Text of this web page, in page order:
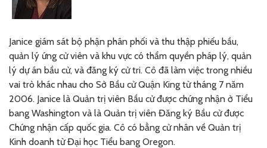
Janice giám sát bộ phận phân phối và thu thập phiếu bầu,
quản lý ứng cử viên và khu vực có thẩm quyền pháp lý, quản
lý dự án bầu cử, và đăng ký cử tri. Cô đã làm việc trong nhiều
vai trò khác nhau cho Sở Bầu cử Quận King từ tháng 7 năm
2006. Janice là Quản trị viên Bầu cử được chứng nhận ở Tiểu
bang Washington và là Quản trị viên Đăng ký Bầu cử được
Chứng nhận cấp quốc gia. Cô có bằng cử nhân về Quản trị
Kinh doanh từ Đại học Tiểu bang Oregon.